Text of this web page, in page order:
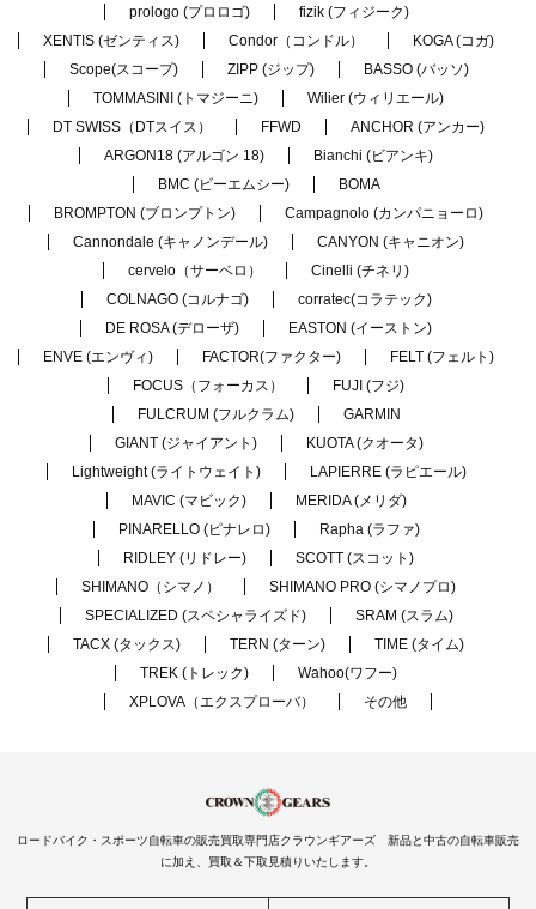
prologo (プロロゴ)
fizik (フィジーク)
XENTIS (ゼンティス)
Condor（コンドル）
KOGA (コガ)
Scope(スコープ)
ZIPP (ジップ)
BASSO (バッソ)
TOMMASINI (トマジーニ)
Wilier (ウィリエール)
DT SWISS（DTスイス）
FFWD
ANCHOR (アンカー)
ARGON18 (アルゴン 18)
Bianchi (ビアンキ)
BMC (ビーエムシー)
BOMA
BROMPTON (ブロンプトン)
Campagnolo (カンパニョーロ)
Cannondale (キャノンデール)
CANYON (キャニオン)
cervelo（サーベロ）
Cinelli (チネリ)
COLNAGO (コルナゴ)
corratec(コラテック)
DE ROSA (デローザ)
EASTON (イーストン)
ENVE (エンヴィ)
FACTOR(ファクター)
FELT (フェルト)
FOCUS（フォーカス）
FUJI (フジ)
FULCRUM (フルクラム)
GARMIN
GIANT (ジャイアント)
KUOTA (クオータ)
Lightweight (ライトウェイト)
LAPIERRE (ラピエール)
MAVIC (マビック)
MERIDA (メリダ)
PINARELLO (ピナレロ)
Rapha (ラファ)
RIDLEY (リドレー)
SCOTT (スコット)
SHIMANO（シマノ）
SHIMANO PRO (シマノプロ)
SPECIALIZED (スペシャライズド)
SRAM (スラム)
TACX (タックス)
TERN (ターン)
TIME (タイム)
TREK (トレック)
Wahoo(ワフー)
XPLOVA（エクスプローバ）
その他
ロードバイク・スポーツ自転車の販売買取専門店クラウンギアーズ 新品と中古の自転車販売
に加え、買取＆下取見積りいたします。